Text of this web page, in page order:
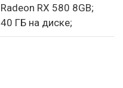
Radeon RX 580 8GB;
40 ГБ на диске;